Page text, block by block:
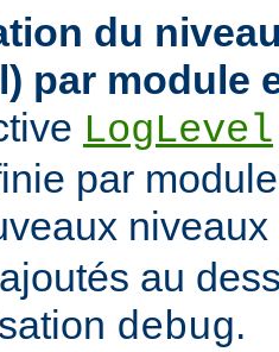
du
par module
LogLevel
par
niveaux
au
debug.